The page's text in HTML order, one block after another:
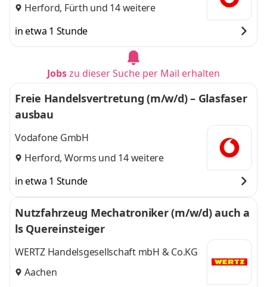
Herford, Fürth und 14 weitere
in etwa 1 Stunde
Jobszu dieser Suche per Mail erhalten
Freie Handelsvertretung (m/w/d) – Glasfaser
ausbau
Vodafone GmbH
Herford, Worms und 14 weitere
in etwa 1 Stunde
Nutzfahrzeug Mechatroniker (m/w/d) auch a
ls Quereinsteiger
WERTZ Handelsgesellschaft mbH & Co.KG
Aachen